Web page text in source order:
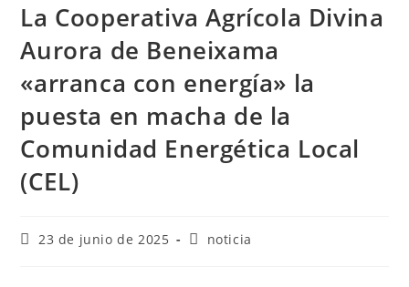
La Cooperativa Agrícola Divina
Aurora de Beneixama
«arranca con energía» la
puesta en macha de la
Comunidad Energética Local
(CEL)
23 de junio de 2025 noticia